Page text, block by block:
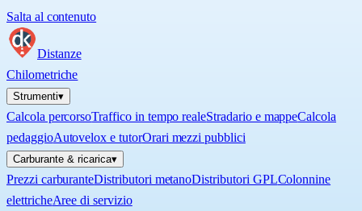
Salta al contenuto
Distanze
Chilometriche
Strumenti▾
Calcola percorsoTraffico in tempo realeStradario e mappeCalcola
pedaggioAutovelox e tutorOrari mezzi pubblici
Carburante & ricarica▾
Prezzi carburanteDistributori metanoDistributori GPLColonnine
elettricheAree di servizio